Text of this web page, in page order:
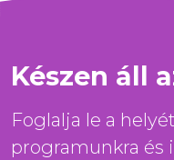
Készen áll
Foglalja le a
programunkra és